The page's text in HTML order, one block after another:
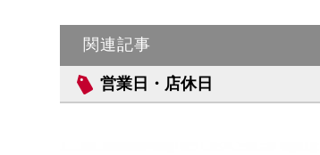
関連記事
営業日・店休日